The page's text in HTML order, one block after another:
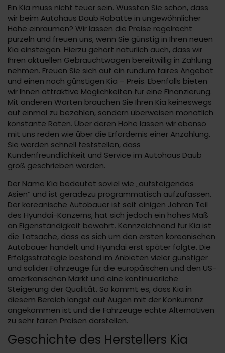
Ein Kia muss nicht teuer sein. Wussten Sie schon, dass
wir beim Autohaus Daub Rabatte in ungewöhnlicher
Höhe einräumen? Wir lassen die Preise regelrecht
purzeln und freuen uns, wenn Sie günstig in Ihren neuen
Kia einsteigen. Hierzu gehört natürlich auch, dass wir
Ihren aktuellen Gebrauchtwagen bereitwillig in Zahlung
nehmen. Freuen Sie sich auf ein rundum faires Angebot
und einen noch günstigen Kia – Preis. Ebenfalls bieten
wir Ihnen attraktive Möglichkeiten für eine Finanzierung.
Mit anderen Worten brauchen Sie Ihren Kia keineswegs
auf einmal zu bezahlen, sondern überweisen monatlich
konstante Raten. Über deren Höhe lassen wir ebenso
mit uns reden wie über die Erfordernis einer Anzahlung.
Sie werden schnell feststellen, dass
Kundenfreundlichkeit und Service im Autohaus Daub
groß geschrieben werden.
Der Name Kia bedeutet soviel wie „aufsteigendes
Asien“ und ist geradezu programmatisch aufzufassen.
Der koreanische Autobauer ist seit einigen Jahren Teil
des Hyundai-Konzerns, hat sich jedoch ein hohes Maß
an Eigenständigkeit bewahrt. Kennzeichnend für Kia ist
die Tatsache, dass es sich um den ersten koreanischen
Autobauer handelt und Hyundai erst später folgte. Die
Erfolgsstrategie bestand im Anbieten vieler günstiger
und solider Fahrzeuge für die europäischen und den US-
amerikanischen Markt und eine kontinuierliche
Steigerung der Qualität. So kommt es, dass Kia in
diesem Bereich längst auf Augen mit der Konkurrenz
angekommen ist und die Fahrzeuge echte Alternativen
zu sehr fairen Preisen darstellen.
Geschichte des Herstellers Kia